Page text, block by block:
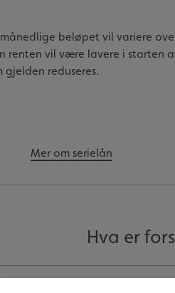
beløpet vil variere
renten vil være lavere i starten
gjelden reduseres.
Mer om serielån
Hva er